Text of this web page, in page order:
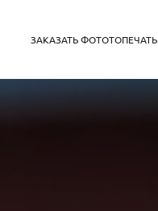
ЗАКАЗАТЬ ФОТОТОПЕЧАТЬ